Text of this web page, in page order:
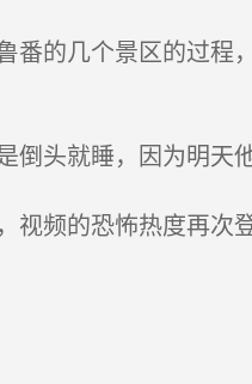
的几个景区的过程
头就睡，因为明天
频的恐怖热度再次登